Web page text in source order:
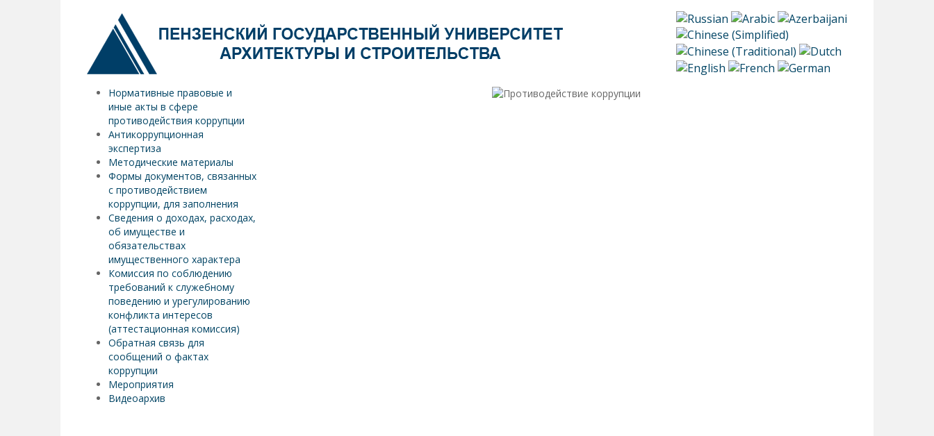
Нормативные правовые и
иные акты в сфере
противодействия коррупции
Антикоррупционная
экспертиза
Методические материалы
Формы документов, связанных
с противодействием
коррупции, для заполнения
Сведения о доходах, расходах,
об имуществе и
обязательствах
имущественного характера
Комиссия по соблюдению
требований к служебному
поведению и урегулированию
конфликта интересов
(аттестационная комиссия)
Обратная связь для
сообщений о фактах
коррупции
Мероприятия
Видеоархив